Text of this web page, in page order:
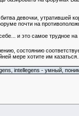
девочки, утратившей
почти на
и это самое трудное на
состоянию
мере хотите им казаться...
intellegens - умный,